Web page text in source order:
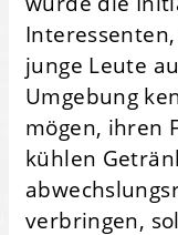
junge Leute
Umgebung
mögen, ihren
kühlen
verbringen,